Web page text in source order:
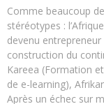
Comme beaucoup
stéréotypes :
devenu
construction du
Kareea (Formation
de e-learning),
Après un échec sur